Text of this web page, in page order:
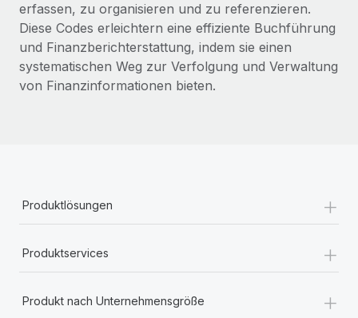
erfassen, zu organisieren und zu referenzieren.
Diese Codes erleichtern eine effiziente Buchführung
und Finanzberichterstattung, indem sie einen
systematischen Weg zur Verfolgung und Verwaltung
von Finanzinformationen bieten.
Produktlösungen +
Produktservices +
Produkt nach Unternehmensgröße +